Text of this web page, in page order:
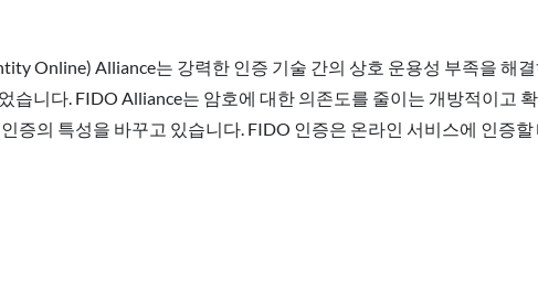
Online) Alliance는 강력한 인증 기술 간의 상호 운용성 부족을 해
습니다. FIDO Alliance는 암호에 대한 의존도를 줄이는 개방적이고
증의 특성을 바꾸고 있습니다. FIDO 인증은 온라인 서비스에 인증